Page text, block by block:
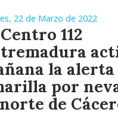
22 de Marzo de 2022
112
la alerta
por
de